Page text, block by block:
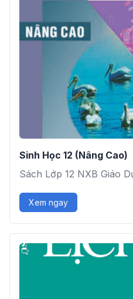
Sinh Học 12 (Nâng Cao)
Sách Lớp 12 NXB Giáo
Xem ngay